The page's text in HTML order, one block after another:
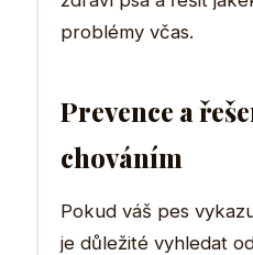
problémy včas.
Prevence a
chováním
Pokud váš pes
je důležité vyhledat